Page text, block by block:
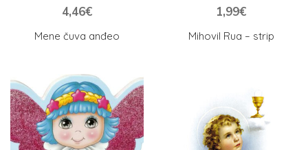
Mene čuva anđeo
4,46€
Mihovil Rua – strip
1,99€